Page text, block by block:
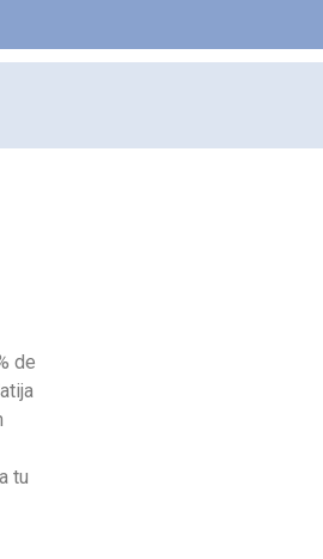
de
tu